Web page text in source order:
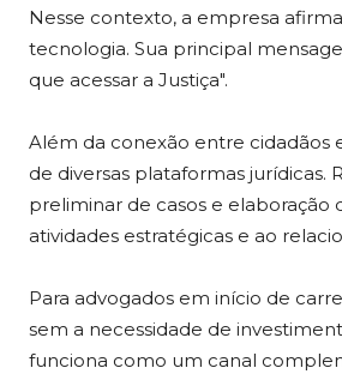
Nesse contexto, a empresa
tecnologia. Sua principal
que acessar a Justiça".
Além da conexão entre cidadãos
de diversas plataformas jurídicas.
preliminar de casos e
atividades estratégicas e ao
Para advogados em início de
sem a necessidade de
funciona como um canal